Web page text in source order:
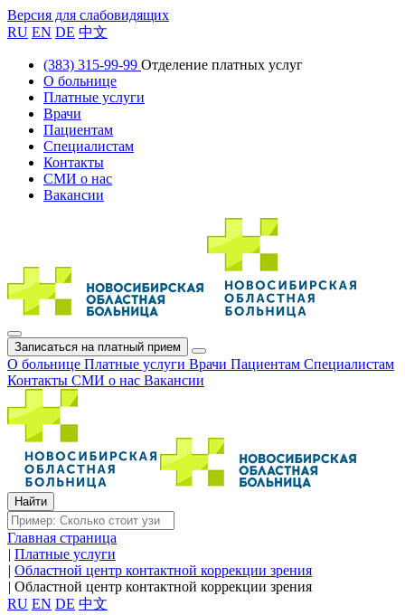
Версия для слабовидящих
RU EN DE 中文
(383) 315-99-99 Отделение платных услуг
О больнице
Платные услуги
Врачи
Пациентам
Специалистам
Контакты
СМИ о нас
Вакансии
Записаться на платный прием
О больнице Платные услуги Врачи Пациентам Специалистам
Контакты СМИ о нас Вакансии
Главная страница
| Платные услуги
| Областной центр контактной коррекции зрения
| Областной центр контактной коррекции зрения
RU EN DE 中文